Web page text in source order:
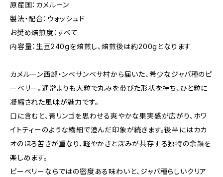
原産国：カメルーン
製法・配合：ウォッシュド
お奨め焙煎度：すべて
内容量：生豆240gを焙煎し、焙煎後は約200gとなります
カメルーン西部・ンベサンベサ村から届いた、希少なジャバ種のピ
ーベリー。通常よりも大粒で丸みを帯びた形状を持ち、ひと粒に
凝縮された風味が魅力です。
口に含むと、青リンゴを思わせる爽やかな果実感が広がり、ホワ
イトティーのような繊細で澄んだ印象が続きます。後半にはカカ
オのほろ苦さが重なり、軽やかさと深みが共存する独特の余韻を
楽しめます。
ピーベリーならではの密度ある味わいと、ジャバ種らしいクリア